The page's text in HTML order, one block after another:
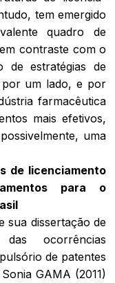
tem emergido
quadro de
contraste com o
de estratégias de
um lado, e por
farmacêutica
mais efetivos,
uma
de licenciamento
para
o
sua dissertação de
ocorrências
de patentes
GAMA (2011)